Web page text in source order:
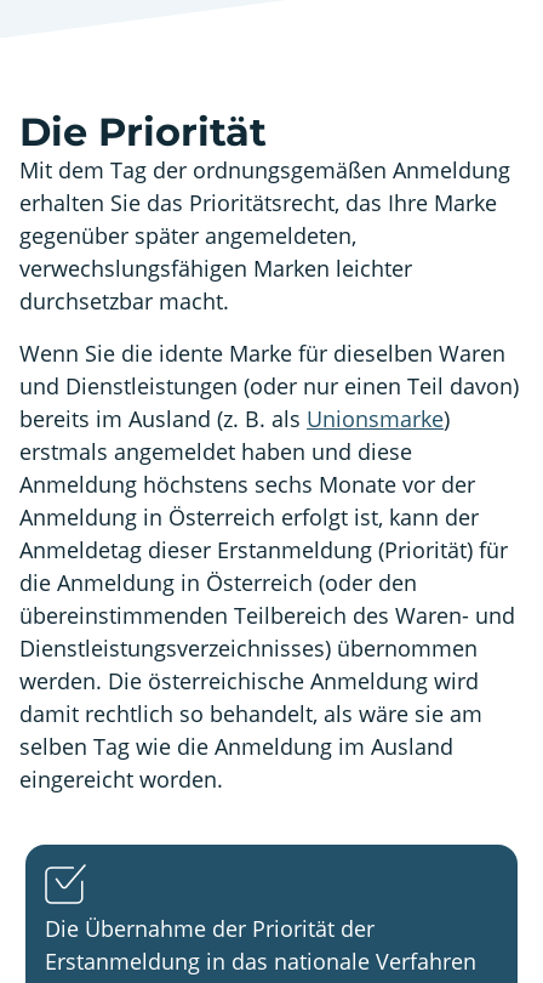
Die Priorität
Mit dem Tag der ordnungsgemäßen Anmeldung
erhalten Sie das Prioritätsrecht, das Ihre Marke
gegenüber später angemeldeten,
verwechslungsfähigen Marken leichter
durchsetzbar macht.
Wenn Sie die idente Marke für dieselben Waren
und Dienstleistungen (oder nur einen Teil davon)
bereits im Ausland (z. B. als Unionsmarke)
erstmals angemeldet haben und diese
Anmeldung höchstens sechs Monate vor der
Anmeldung in Österreich erfolgt ist, kann der
Anmeldetag dieser Erstanmeldung (Priorität) für
die Anmeldung in Österreich (oder den
übereinstimmenden Teilbereich des Waren- und
Dienstleistungsverzeichnisses) übernommen
werden. Die österreichische Anmeldung wird
damit rechtlich so behandelt, als wäre sie am
selben Tag wie die Anmeldung im Ausland
eingereicht worden.
Die Übernahme der Priorität der
Erstanmeldung in das nationale Verfahren